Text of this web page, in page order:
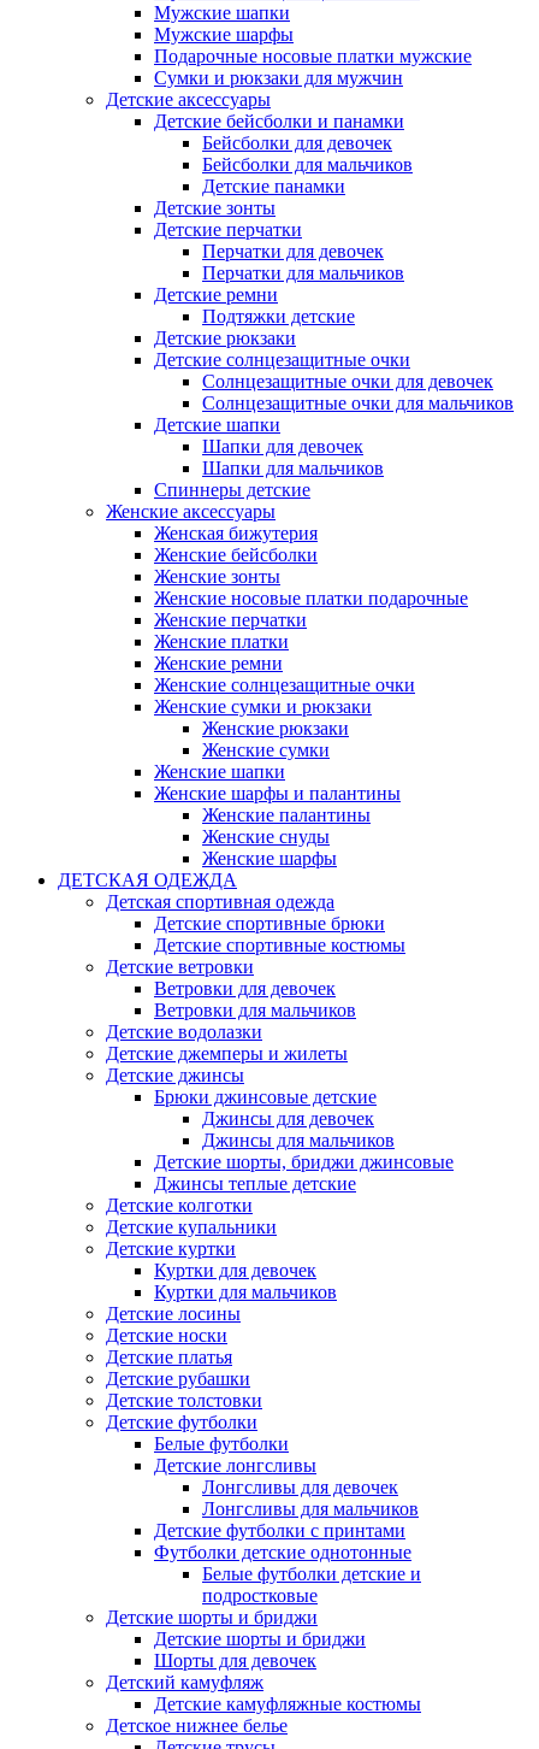
Мужские шапки
Мужские шарфы
Подарочные носовые платки мужские
Сумки и рюкзаки для мужчин
Детские аксессуары
Детские бейсболки и панамки
Бейсболки для девочек
Бейсболки для мальчиков
Детские панамки
Детские зонты
Детские перчатки
Перчатки для девочек
Перчатки для мальчиков
Детские ремни
Подтяжки детские
Детские рюкзаки
Детские солнцезащитные очки
Солнцезащитные очки для девочек
Солнцезащитные очки для мальчиков
Детские шапки
Шапки для девочек
Шапки для мальчиков
Спиннеры детские
Женские аксессуары
Женская бижутерия
Женские бейсболки
Женские зонты
Женские носовые платки подарочные
Женские перчатки
Женские платки
Женские ремни
Женские солнцезащитные очки
Женские сумки и рюкзаки
Женские рюкзаки
Женские сумки
Женские шапки
Женские шарфы и палантины
Женские палантины
Женские снуды
Женские шарфы
ДЕТСКАЯ ОДЕЖДА
Детская спортивная одежда
Детские спортивные брюки
Детские спортивные костюмы
Детские ветровки
Ветровки для девочек
Ветровки для мальчиков
Детские водолазки
Детские джемперы и жилеты
Детские джинсы
Брюки джинсовые детские
Джинсы для девочек
Джинсы для мальчиков
Детские шорты, бриджи джинсовые
Джинсы теплые детские
Детские колготки
Детские купальники
Детские куртки
Куртки для девочек
Куртки для мальчиков
Детские лосины
Детские носки
Детские платья
Детские рубашки
Детские толстовки
Детские футболки
Белые футболки
Детские лонгсливы
Лонгсливы для девочек
Лонгсливы для мальчиков
Детские футболки с принтами
Футболки детские однотонные
Белые футболки детские и
подростковые
Детские шорты и бриджи
Детские шорты и бриджи
Шорты для девочек
Детский камуфляж
Детские камуфляжные костюмы
Детское нижнее белье